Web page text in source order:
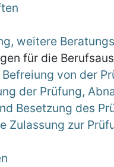
weitere
für die
von der
der Prüfung,
Besetzung des
Zulassung zur